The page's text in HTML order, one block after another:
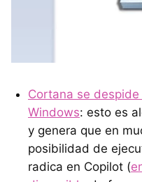
Cortana se
Windows: esto es
y genera que en
posibilidad de
radica en Copilot (